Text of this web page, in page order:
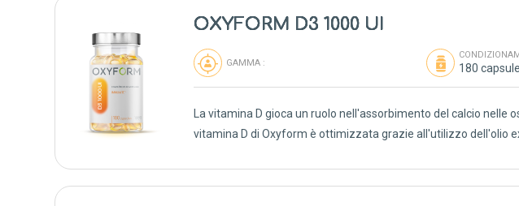
OXYFORM D3 1000 UI
GAMMA : 180 capsule
La vitamina D gioca un ruolo nell'assorbimento del calcio
vitamina D di Oxyform è ottimizzata grazie all'utilizzo dell'olio